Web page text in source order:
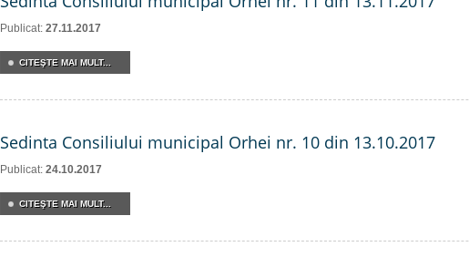
Publicat: 27.11.2017
CITEŞTE MAI MULT...
Sedinta Consiliului municipal Orhei nr. 10 din 13.10.2017
Publicat: 24.10.2017
CITEŞTE MAI MULT...